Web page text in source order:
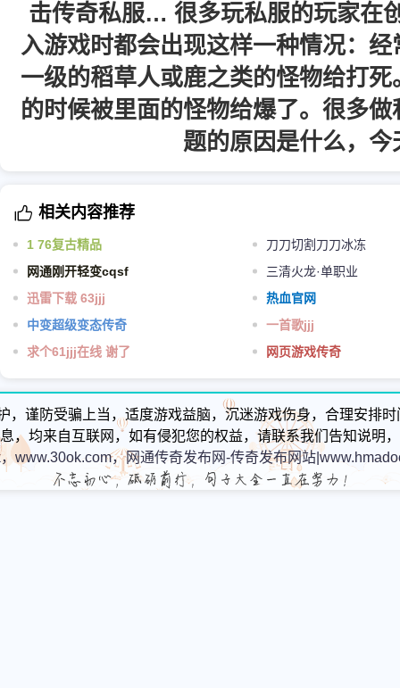
击传奇私服… 很多玩私服的玩家在
入游戏时都会出现这样一种情况：
一级的稻草人或鹿之类的怪物给打
的时候被里面的怪物给爆了。很多
题的原因是什么，
相关内容推荐
1 76复古精品
刀刀切割刀刀冰冻
网通刚开轻变cqsf
三清火龙·单职业
迅雷下载 63jjj
热血官网
中变超级变态传奇
一首歌jjj
求个61jjj在线 谢了
网页游戏传奇
，谨防受骗上当，适度游戏益脑，沉迷游戏伤身，合理安排
，均来自互联网，如有侵犯您的权益，请联系我们告知说明
www.30ok.com，网通传奇发布网-传奇发布网站